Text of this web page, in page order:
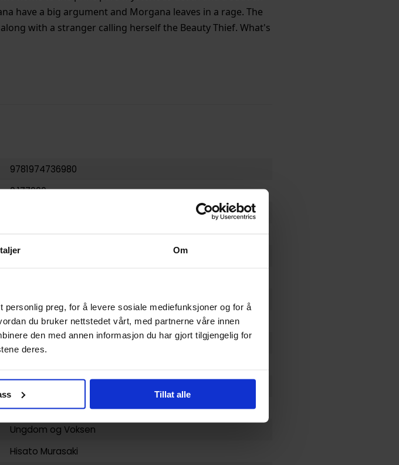
Om
preg, for å levere sosiale mediefunksjoner og for å
du bruker nettstedet vårt, med partnerne våre innen
den med annen informasjon du har gjort tilgjengelig for
deres.
Tillat alle
have a big argument and Morgana leaves in a rage. The
with a stranger calling herself the Beauty Thief. What's
9781974736980
0.177000
Persona 5
Krim og Mysterierog
Hisato Murasaki
200
10
Ungdom og Voksen
Hisato Murasaki